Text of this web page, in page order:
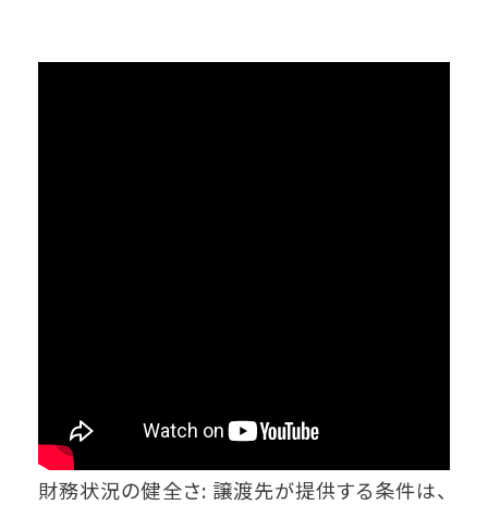
財務状況の健全さ: 譲渡先が提供する条件は、